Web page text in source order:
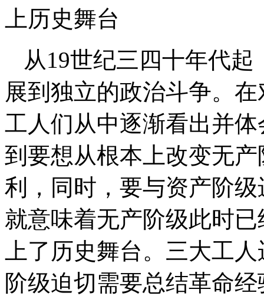
上历史舞台
从19世纪三四十年代
展到独立的政治斗争。
工人们从中逐渐看出并
到要想从根本上改变无
利，同时，要与资产阶
就意味着无产阶级此时
上了历史舞台。三大工
阶级迫切需要总结革命